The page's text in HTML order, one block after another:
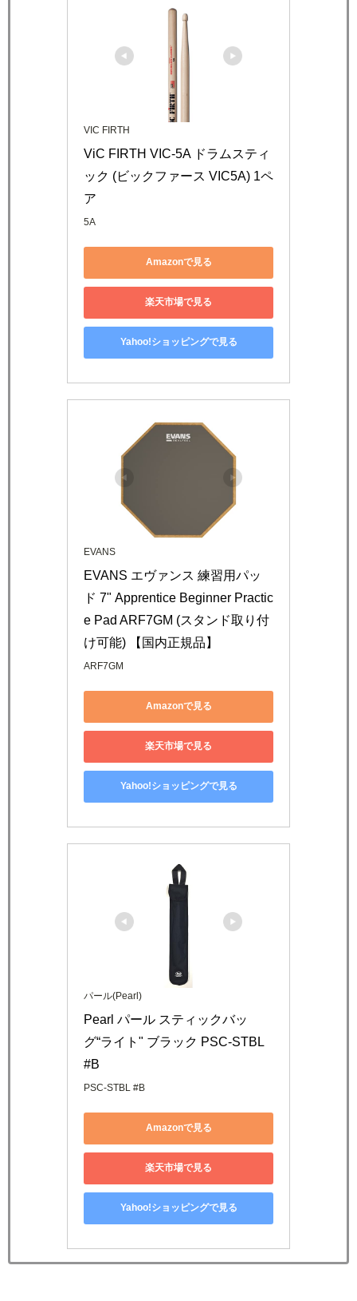
VIC FIRTH
ViC FIRTH VIC-5A ドラムスティ
ック (ビックファース VIC5A) 1ペ
ア
5A
Amazonで見る
楽天市場で見る
Yahoo!ショッピングで見る
EVANS
EVANS エヴァンス 練習用パッ
ド 7" Apprentice Beginner Practic
e Pad ARF7GM (スタンド取り付
け可能) 【国内正規品】
ARF7GM
Amazonで見る
楽天市場で見る
Yahoo!ショッピングで見る
パール(Pearl)
Pearl パール スティックバッ
グ“ライト" ブラック PSC-STBL
#B
PSC-STBL #B
Amazonで見る
楽天市場で見る
Yahoo!ショッピングで見る